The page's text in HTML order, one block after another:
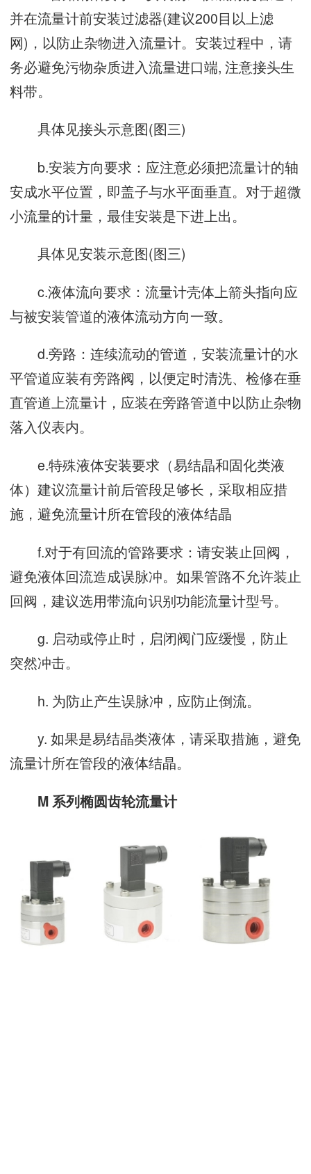
并在流量计前安装过滤器(建议200目以上滤
网)，以防止杂物进入流量计。安装过程中，请
务必避免污物杂质进入流量进口端, 注意接头生
料带。
具体见接头示意图(图三)
b.安装方向要求：应注意必须把流量计的轴
安成水平位置，即盖子与水平面垂直。对于超微
小流量的计量，最佳安装是下进上出。
具体见安装示意图(图三)
c.液体流向要求：流量计壳体上箭头指向应
与被安装管道的液体流动方向一致。
d.旁路：连续流动的管道，安装流量计的水
平管道应装有旁路阀，以便定时清洗、检修在垂
直管道上流量计，应装在旁路管道中以防止杂物
落入仪表内。
e.特殊液体安装要求（易结晶和固化类液
体）建议流量计前后管段足够长，采取相应措
施，避免流量计所在管段的液体结晶
f.对于有回流的管路要求：请安装止回阀，
避免液体回流造成误脉冲。如果管路不允许装止
回阀，建议选用带流向识别功能流量计型号。
g. 启动或停止时，启闭阀门应缓慢，防止
突然冲击。
h. 为防止产生误脉冲，应防止倒流。
y. 如果是易结晶类液体，请采取措施，避免
流量计所在管段的液体结晶。
M 系列椭圆齿轮流量计